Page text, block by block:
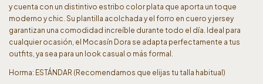
y cuenta con un distintivo estribo color plata que aporta un toque
moderno y chic. Su plantilla acolchada y el forro en cuero y jersey
garantizan una comodidad increíble durante todo el día. Ideal para
cualquier ocasión, el Mocasín Dora se adapta perfectamente a tus
outfits, ya sea para un look casual o más formal.
Horma: ESTÁNDAR (Recomendamos que elijas tu talla habitual)